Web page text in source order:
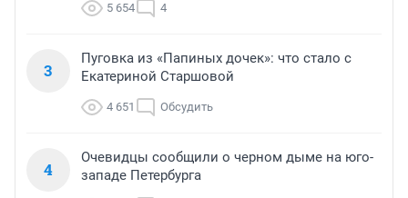
5 654 4
3
Пуговка из «Папиных дочек»: что стало с
Екатериной Старшовой
4 651 Обсудить
4
Очевидцы сообщили о черном дыме на юго-
западе Петербурга